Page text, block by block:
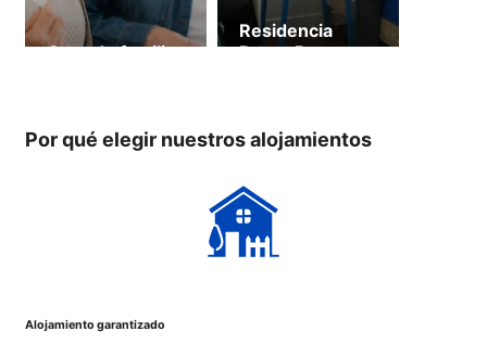
Casa de familia
Residencia
Byron Bay
Por qué elegir nuestros alojamientos
Alojamiento garantizado